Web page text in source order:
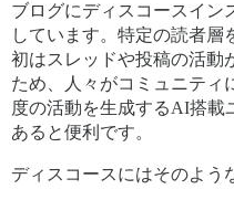
ブログにディスコースイン
しています。特定の読者層
初はスレッドや投稿の活動
ため、人々がコミュニティ
度の活動を生成するAI搭載
あると便利です。
ディスコースにはそのよう